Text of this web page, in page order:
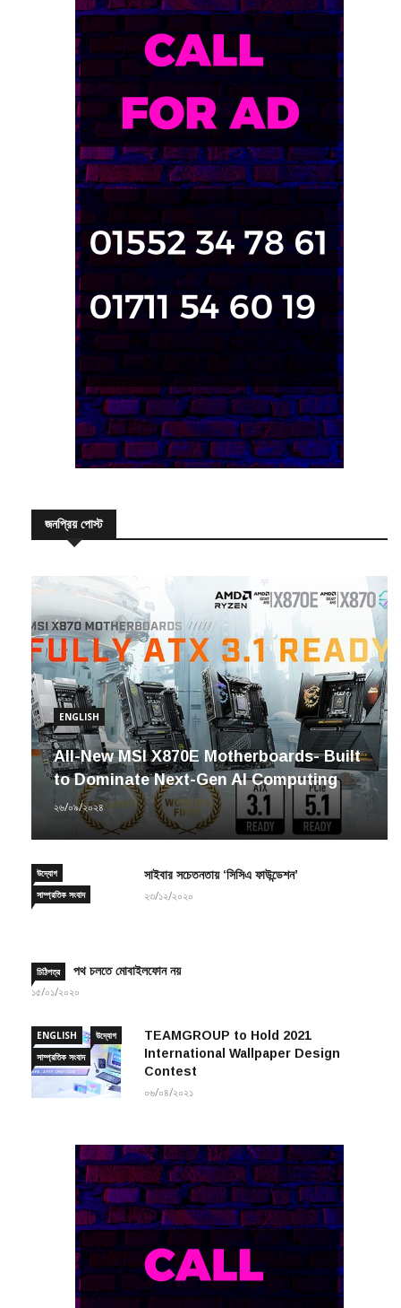
ENGLISH
All-New MSI X870E Motherboards- Built
to Dominate Next-Gen AI Computing
২৬/০৯/২০২৪
সাম্প্রতিক সংবাদ
২৩/১২/২০২০
১৫/০১/২০২০
সাম্প্রতিক সংবাদ
International Wallpaper Design
Contest
০৬/০৪/২০২১